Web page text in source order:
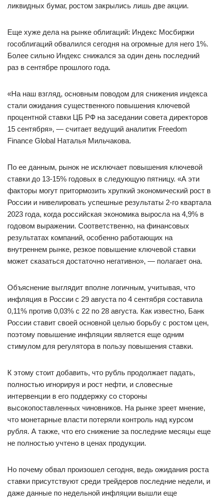
ликвидных бумаг, ростом закрылись лишь две акции.
Еще хуже дела на рынке облигаций: Индекс Мосбиржи
гособлигаций обвалился сегодня на огромные для него 1%.
Более сильно Индекс снижался за один день последний
раз в сентябре прошлого года.
«На наш взгляд, основным поводом для снижения индекса
стали ожидания существенного повышения ключевой
процентной ставки ЦБ РФ на заседании совета директоров
15 сентября», — считает ведущий аналитик Freedom
Finance Global Наталья Мильчакова.
По ее данным, рынок не исключает повышения ключевой
ставки до 13-15% годовых в следующую пятницу. «А эти
факторы могут притормозить хрупкий экономический рост в
России и нивелировать успешные результаты 2-го квартала
2023 года, когда российская экономика выросла на 4,9% в
годовом выражении. Соответственно, на финансовых
результатах компаний, особенно работающих на
внутреннем рынке, резкое повышение ключевой ставки
может сказаться достаточно негативно», — полагает она.
Объяснение выглядит вполне логичным, учитывая, что
инфляция в России с 29 августа по 4 сентября составила
0,11% против 0,03% с 22 по 28 августа. Как известно, Банк
России ставит своей основной целью борьбу с ростом цен,
поэтому повышение инфляции является еще одним
стимулом для регулятора в пользу повышения ставки.
К этому стоит добавить, что рубль продолжает падать,
полностью игнорируя и рост нефти, и словесные
интервенции в его поддержку со стороны
высокопоставленных чиновников. На рынке зреет мнение,
что монетарные власти потеряли контроль над курсом
рубля. А также, что его снижение за последние месяцы еще
не полностью учтено в ценах продукции.
Но почему обвал произошел сегодня, ведь ожидания роста
ставки присутствуют среди трейдеров последние недели, и
даже данные по недельной инфляции вышли еще